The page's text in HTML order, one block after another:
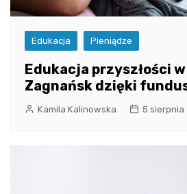
Edukacja Pieniądze
Edukacja przyszłości
Zagnańsk dzięki
Kamila Kalinowska 5 sierpnia